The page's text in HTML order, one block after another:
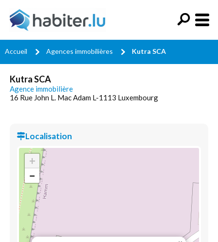
Accueil Agences immobilières Kutra SCA
Kutra SCA
Agence immobilière
16 Rue John L. Mac Adam L-1113 Luxembourg
Localisation
+
−